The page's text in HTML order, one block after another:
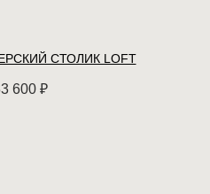
СТОЛИК LOFT
600 ₽